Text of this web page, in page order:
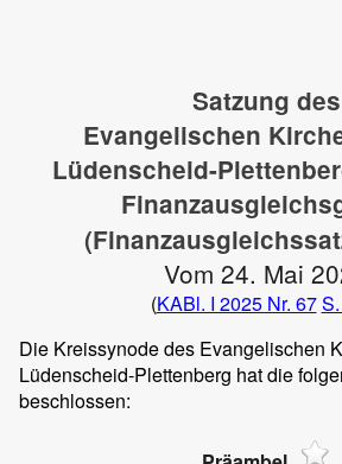
Satzung des
Evangelischen
Lüdenscheid-
Vom 24. Mai
(KABl. I 2025 Nr. 67
Die Kreissynode des Evangelischen
Lüdenscheid-Plettenberg hat die
beschlossen: